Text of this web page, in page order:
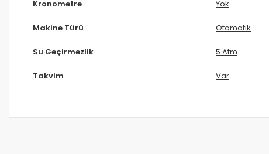
Kronometre Yok
Makine Türü Otomatik
Su Geçirmezlik 5 Atm
Takvim Var